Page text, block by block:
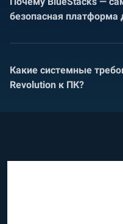
безопасная платформа
Какие системные
Revolution к ПК?